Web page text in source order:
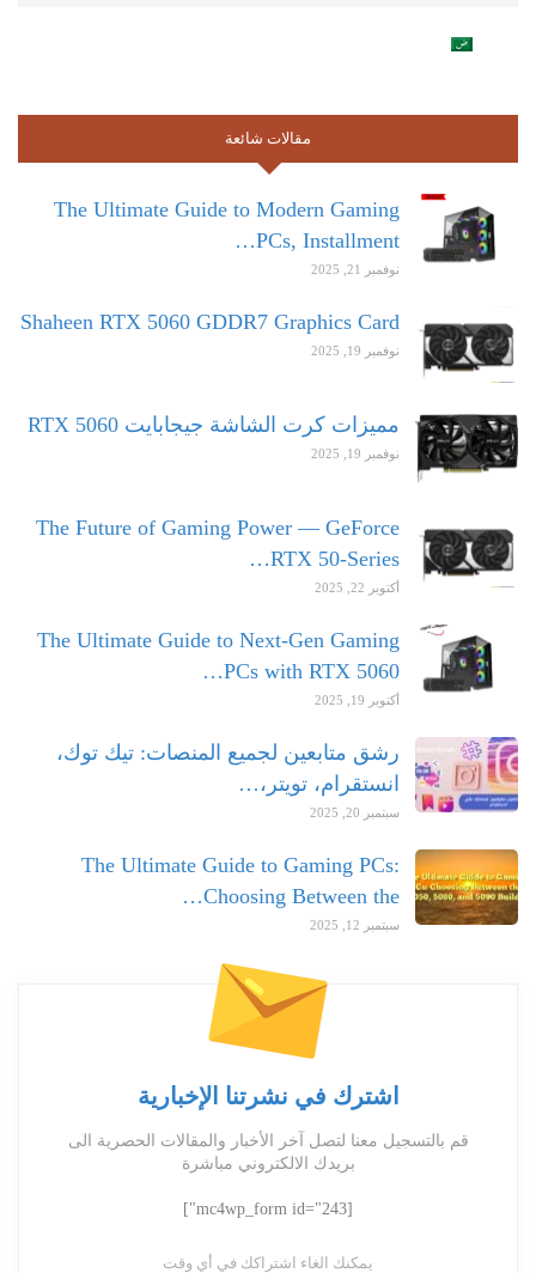
مقالات شائعة
The Ultimate Guide to Modern Gaming
PCs, Installment…
نوفمبر 21, 2025
Shaheen RTX 5060 GDDR7 Graphics Card
نوفمبر 19, 2025
مميزات كرت الشاشة جيجابايت RTX 5060
نوفمبر 19, 2025
The Future of Gaming Power — GeForce
RTX 50-Series…
أكتوبر 22, 2025
The Ultimate Guide to Next-Gen Gaming
PCs with RTX 5060…
أكتوبر 19, 2025
رشق متابعين لجميع المنصات: تيك توك،
انستقرام، تويتر،…
سبتمبر 20, 2025
The Ultimate Guide to Gaming PCs:
Choosing Between the…
سبتمبر 12, 2025
اشترك في نشرتنا الإخبارية
قم بالتسجيل معنا لتصل آخر الأخبار والمقالات الحصرية الى
بريدك الالكتروني مباشرة
[mc4wp_form id="243"]
يمكنك الغاء اشتراكك في أي وقت